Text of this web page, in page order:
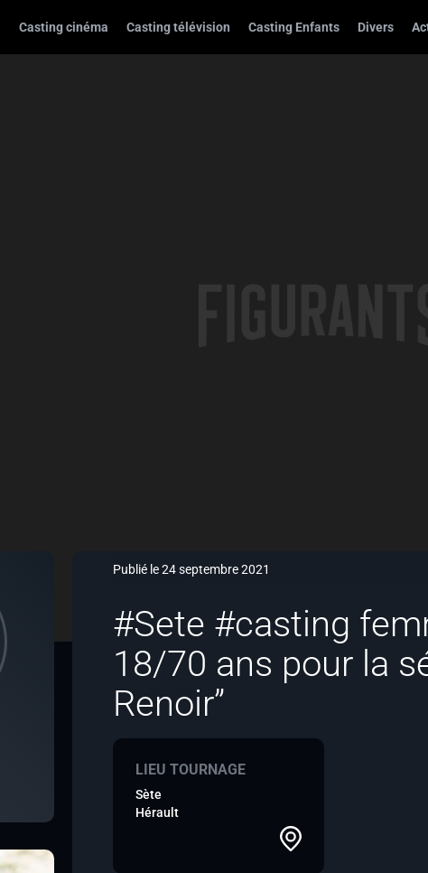
Casting cinéma Casting télévision Casting Enfants Divers
Publié le 24 septembre 2021
#Sete #casting
18/70 ans pour la
Renoir”
LIEU TOURNAGE
Sète
Hérault